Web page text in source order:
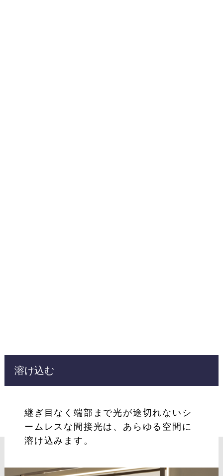
溶け込む
継ぎ目なく端部まで光が途切れないシ
ームレスな間接光は、あらゆる空間に
溶け込みます。